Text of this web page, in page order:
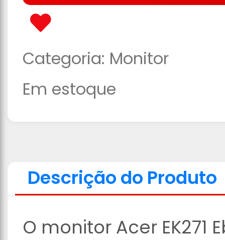
Categoria: Monitor
Em estoque
Descrição do Produto
O monitor Acer EK271